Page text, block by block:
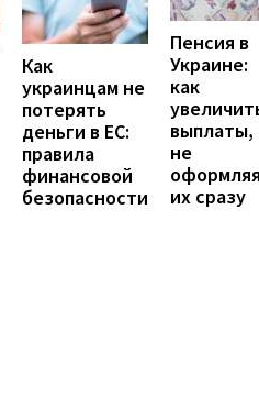
Как
украинцам не
потерять
деньги в ЕС:
правила
финансовой
безопасности
Пенсия в
Украине:
как
выплаты,
не
их сразу